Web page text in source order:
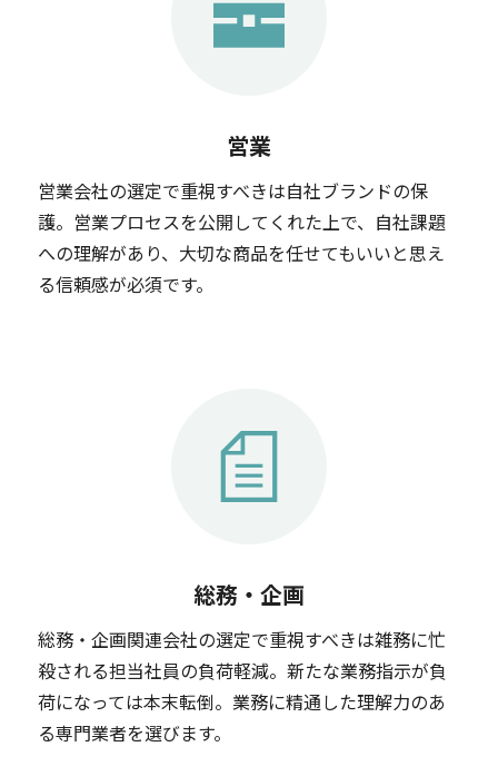
営業
営業会社の選定で重視すべきは自社ブランドの保
護。営業プロセスを公開してくれた上で、自社課題
への理解があり、大切な商品を任せてもいいと思え
る信頼感が必須です。
総務・企画
総務・企画関連会社の選定で重視すべきは雑務に忙
殺される担当社員の負荷軽減。新たな業務指示が負
荷になっては本末転倒。業務に精通した理解力のあ
る専門業者を選びます。